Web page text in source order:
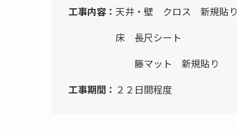
工事内容： 天井・壁 クロス 新規貼り
床 長尺シート
籐マット 新規貼り
工事期間： ２２日間程度